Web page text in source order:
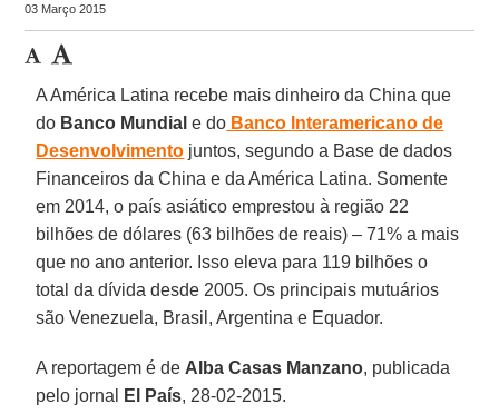
03 Março 2015
A América Latina recebe mais dinheiro da China que
do Banco Mundial e do Banco Interamericano de
Desenvolvimento juntos, segundo a Base de dados
Financeiros da China e da América Latina. Somente
em 2014, o país asiático emprestou à região 22
bilhões de dólares (63 bilhões de reais) – 71% a mais
que no ano anterior. Isso eleva para 119 bilhões o
total da dívida desde 2005. Os principais mutuários
são Venezuela, Brasil, Argentina e Equador.
A reportagem é de Alba Casas Manzano, publicada
pelo jornal
El País, 28-02-2015.